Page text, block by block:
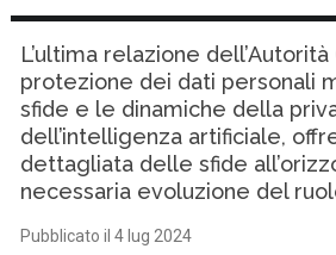
L’ultima relazione
protezione dei dati personali
sfide e le dinamiche della
dell’intelligenza artificiale,
dettagliata delle sfide
necessaria evoluzione del
Pubblicato il 4 lug 2024